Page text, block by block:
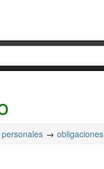
obligaciones